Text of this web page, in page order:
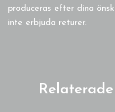
produceras efter dina
inte erbjuda returer.